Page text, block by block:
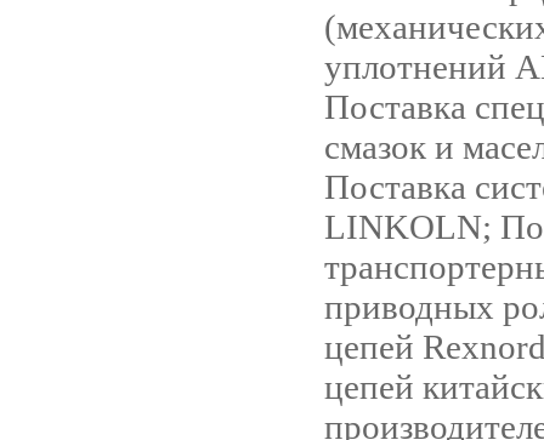
уплотнений
Поставка
смазок и
Поставка
LINKOLN;
приводных
цепей
цепей